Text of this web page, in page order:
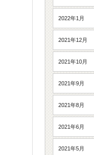
2022年1月
2021年12月
2021年10月
2021年9月
2021年8月
2021年6月
2021年5月